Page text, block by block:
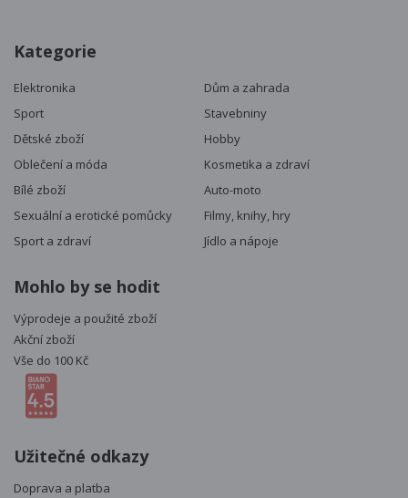
Kategorie
Elektronika
Dům a zahrada
Sport
Stavebniny
Dětské zboží
Hobby
Oblečení a móda
Kosmetika a zdraví
Bílé zboží
Auto-moto
Sexuální a erotické pomůcky
Filmy, knihy, hry
Sport a zdraví
Jídlo a nápoje
Mohlo by se hodit
Výprodeje a použité zboží
Akční zboží
Vše do 100 Kč
Užitečné odkazy
Doprava a platba